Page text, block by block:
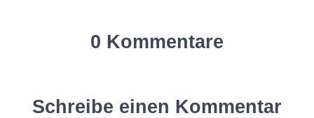
0 Kommentare
Schreibe einen Kommentar